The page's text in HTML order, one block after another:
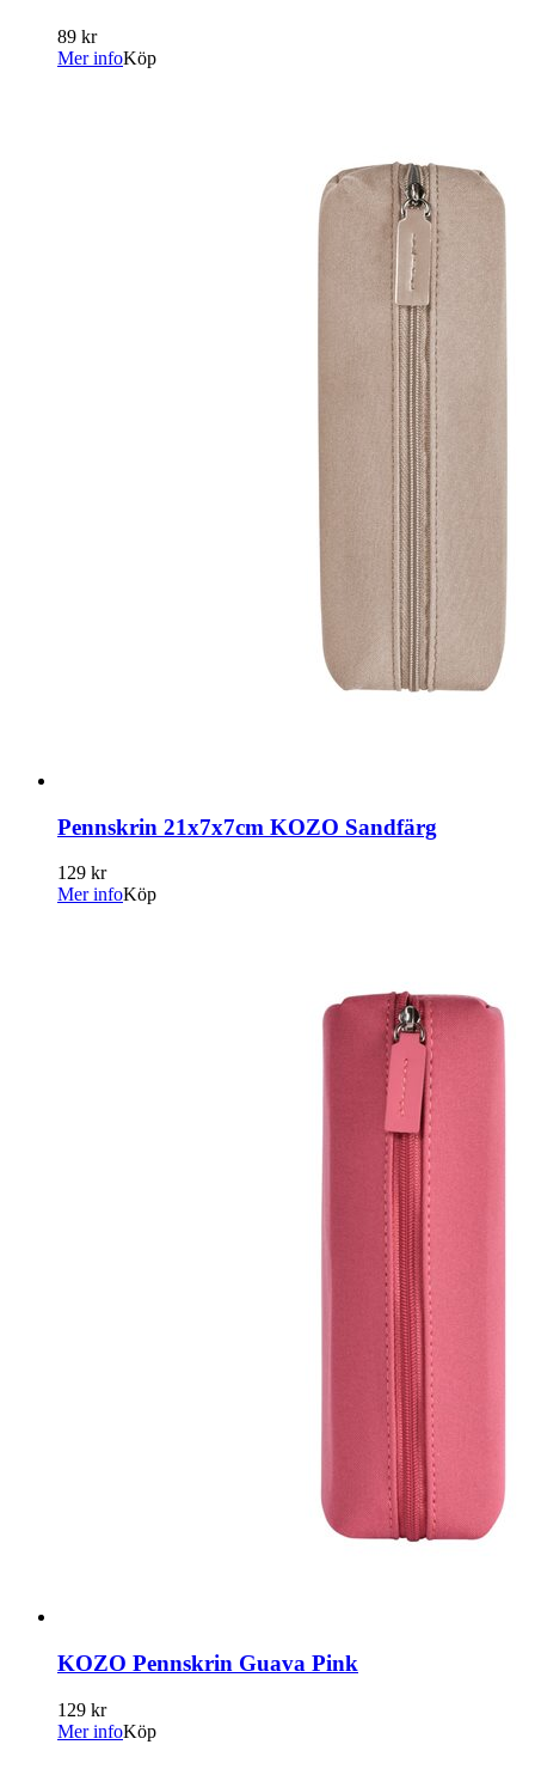
89 kr
Mer infoKöp
Pennskrin 21x7x7cm KOZO Sandfärg
129 kr
Mer infoKöp
KOZO Pennskrin Guava Pink
129 kr
Mer infoKöp